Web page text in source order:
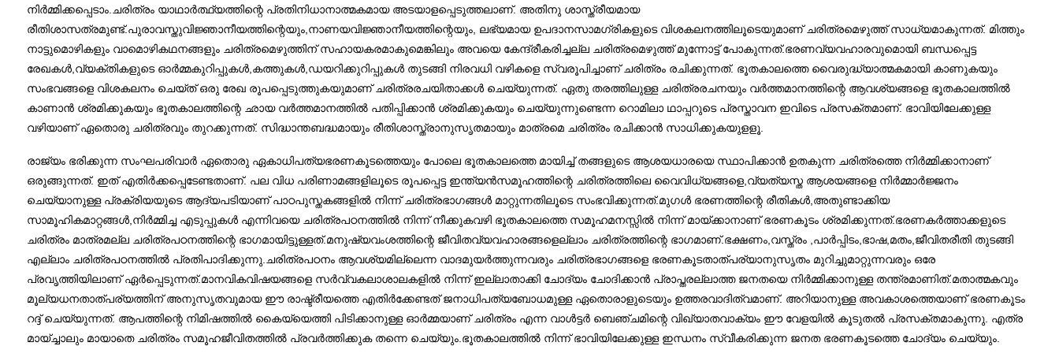
നിര്‍മ്മിക്കപ്പെടാം.ചരിത്രം യാഥാര്‍ത്ഥ്യത്തിന്റെ പ്രതിനിധാനാത്മകമായ അടയാളപ്പെടുത്തലാണ്. അതിനു ശാസ്ത്രീയമായ
രീതിശാസത്രമുണ്ട്.പുരാവസ്തുവിജ്ഞാനീയത്തിന്റെയും,നാണയവിജ്ഞാനീയത്തിന്റെയും, ലഭ്യമായ ഉപദാനസാമഗ്രികളുടെ വിശകലനത്തിലൂടെയുമാണ് ചരിത്രമെഴുത്ത് സാധ്യമാകുന്നത്. മിത്തും
നാട്ടുമൊഴികളും വാമൊഴികഥനങ്ങളും ചരിത്രമെഴുത്തിന് സഹായകരമാകുമെങ്കിലും അവയെ കേന്ദ്രീകരിച്ചല്ല ചരിത്രമെഴുത്ത് മുന്നോട്ട് പോകുന്നത്.ഭരണവ്യവഹാരവുമൊയി ബന്ധപ്പെട്ട
രേഖകള്‍,വ്യക്തികളുടെ ഓര്‍മ്മകുറിപ്പുകള്‍,കത്തുകള്‍,ഡയറിക്കുറിപ്പുകള്‍ തുടങ്ങി നിരവധി വഴികളെ സ്വരൂപിച്ചാണ് ചരിത്രം രചിക്കുന്നത്. ഭൂതകാലത്തെ വൈരുദ്ധ്യാത്മകമായി കാണുകയും
സംഭവങ്ങളെ വിശകലനം ചെയ്ത് ഒരു രേഖ രൂപപ്പെടുത്തുകയുമാണ് ചരിത്രരചയിതാക്കള്‍ ചെയ്യുന്നത്. ഏതു തരത്തിലുള്ള ചരിത്രരചനയും വര്‍ത്തമാനത്തിന്റെ ആവശ്യങ്ങളെ ഭൂതകാലത്തില്‍
കാണാന്‍ ശ്രമിക്കുകയും ഭൂതകാലത്തിന്റെ ഛായ വര്‍ത്തമാനത്തില്‍ പതിപ്പിക്കാന്‍ ശ്രമിക്കുകയും ചെയ്യുന്നുണ്ടെന്ന റൊമിലാ ഥാപ്പറുടെ പ്രസ്താവന ഇവിടെ പ്രസക്തമാണ്. ഭാവിയിലേക്കുള്ള
വഴിയാണ് ഏതൊരു ചരിത്രവും തുറക്കുന്നത്. സിദ്ധാന്തബദ്ധമായും രീതിശാസ്ത്രാനുസൃതമായും മാത്രമെ ചരിത്രം രചിക്കാന്‍ സാധിക്കുകയുളളൂ.
രാജ്യം ഭരിക്കുന്ന സംഘപരിവാര്‍ ഏതൊരു ഏകാധിപത്യഭരണകൂടത്തെയും പോലെ ഭൂതകാലത്തെ മായിച്ച് തങ്ങളുടെ ആശയധാരയെ സ്ഥാപിക്കാന്‍ ഉതകുന്ന ചരിത്രത്തെ നിര്‍മ്മിക്കാനാണ്
ഒരുങ്ങുന്നത്. ഇത് എതിര്‍ക്കപ്പെടേണ്ടതാണ്. പല വിധ പരിണാമങ്ങളിലൂടെ രൂപപ്പെട്ട ഇന്ത്യന്‍സമൂഹത്തിന്റെ ചരിത്രത്തിലെ വൈവിധ്യങ്ങളെ,വ്യത്യസ്ത ആശയങ്ങളെ നിര്‍മ്മാര്‍ജ്ജനം
ചെയ്യാനുള്ള പ്രക്രിയയുടെ ആദ്യപടിയാണ് പാഠപുസ്തകങ്ങളില്‍ നിന്ന് ചരിത്രഭാഗങ്ങള്‍ മാറ്റുന്നതിലൂടെ സംഭവിക്കുന്നത്.മുഗള്‍ ഭരണത്തിന്റെ രീതികൾ,അതുണ്ടാക്കിയ
സാമൂഹികമാറ്റങ്ങള്‍,നിര്‍മ്മിച്ച എടുപ്പുകൾ എന്നിവയെ ചരിത്രപഠനത്തില്‍ നിന്ന് നീക്കുകവഴി ഭൂതകാലത്തെ സമൂഹമനസ്സില്‍ നിന്ന് മായ്ക്കാനാണ് ഭരണകൂടം ശ്രമിക്കുന്നത്.ഭരണകര്‍ത്താക്കളുടെ
ചരിത്രം മാത്രമല്ല ചരിത്രപഠനത്തിന്റെ ഭാഗമായിട്ടുള്ളത്.മനുഷ്യവംശത്തിന്റെ ജീവിതവ്യവഹാരങ്ങളെല്ലാം ചരിത്രത്തിന്റെ ഭാഗമാണ്.ഭക്ഷണം,വസ്ത്രം ,പാര്‍പ്പിടം,ഭാഷ,മതം,ജീവിതരീതി തുടങ്ങി
എല്ലാം ചരിത്രപഠനത്തില്‍ പ്രതിപാദിക്കുന്നു.ചരിത്രപഠനം ആവശ്യമില്ലെന്ന വാദമുയര്‍ത്തുന്നവരും ചരിത്രഭാഗങ്ങളെ ഭരണകൂടതാത്പര്യാനുസൃതം മുറിച്ചുമാറ്റുന്നവരും ഒരേ
പ്രവൃത്തിയിലാണ് ഏര്‍പ്പെടുന്നത്.മാനവികവിഷയങ്ങളെ സര്‍വ്വകലാശാലകളില്‍ നിന്ന് ഇല്ലാതാക്കി ചോദ്യം ചോദിക്കാന്‍ പ്രാപ്തരല്ലാത്ത ജനതയെ നിര്‍മ്മിക്കാനുള്ള തന്ത്രമാണിത്.മതാത്മകവും
മൂല്യധനതാത്പര്യത്തിന് അനുസൃതവുമായ ഈ രാഷ്ട്രീയത്തെ എതിര്‍ക്കേണ്ടത് ജനാധിപത്യബോധമുള്ള ഏതൊരാളുടെയും ഉത്തരവാദിത്വമാണ്. അറിയാനുള്ള അവകാശത്തെയാണ് ഭരണകൂടം
റദ്ദ് ചെയ്യുന്നത്. ആപത്തിന്റെ നിമിഷത്തില്‍ കൈയ്യെത്തി പിടിക്കാനുള്ള ഓര്‍മ്മയാണ് ചരിത്രം എന്ന വാള്‍ട്ടര്‍ ബെഞ്ചമിന്റെ വിഖ്യാതവാക്യം ഈ വേളയില്‍ കൂടുതല്‍ പ്രസക്തമാകുന്നു. എത്ര
മായ്ച്ചാലും മായാതെ ചരിത്രം സമൂഹജീവിതത്തില്‍ പ്രവര്‍ത്തിക്കുക തന്നെ ചെയ്യും.ഭൂതകാലത്തില്‍ നിന്ന് ഭാവിയിലേക്കുള്ള ഇന്ധനം സ്വീകരിക്കുന്ന ജനത ഭരണകൂടത്തെ ചോദ്യം ചെയ്യും.